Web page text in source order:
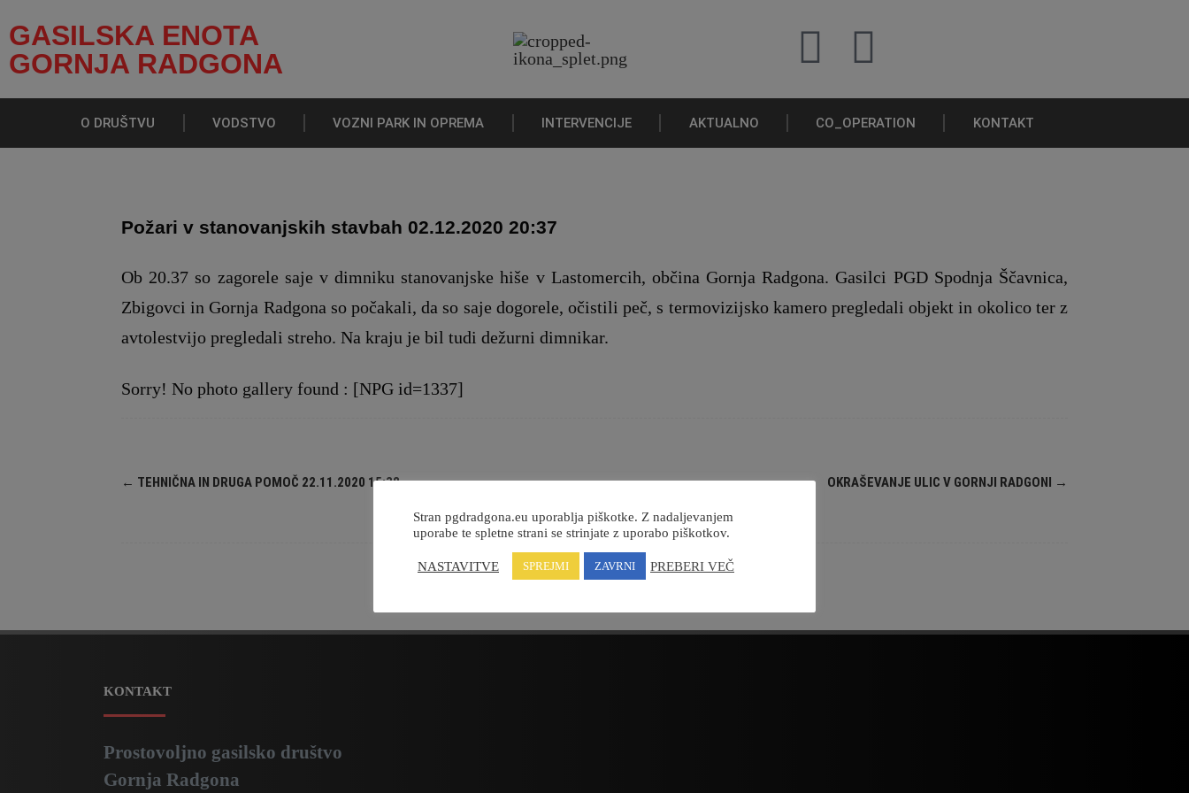
GASILSKA ENOTA
GORNJA RADGONA
O DRUŠTVU VODSTVO VOZNI PARK IN OPREMA INTERVENCIJE AKTUALNO CO_OPERATION KONTAKT
Požari v stanovanjskih stavbah 02.12.2020 20:37
Ob 20.37 so zagorele saje v dimniku stanovanjske hiše v Lastomercih, občina Gornja Radgona. Gasilci PGD Spodnja Ščavnica,
Zbigovci in Gornja Radgona so počakali, da so saje dogorele, očistili peč, s termovizijsko kamero pregledali objekt in okolico ter z
avtolestvijo pregledali streho. Na kraju je bil tudi dežurni dimnikar.
Sorry! No photo gallery found : [NPG id=1337]
← TEHNIČNA IN DRUGA POMOČ 22.11.2020 15:38 OKRAŠEVANJE ULIC V GORNJI RADGONI →
KONTAKT
Prostovoljno gasilsko društvo
Gornja Radgona
Stran pgdradgona.eu uporablja piškotke. Z nadaljevanjem
uporabe te spletne strani se strinjate z uporabo piškotkov.
NASTAVITVE SPREJMI ZAVRNI PREBERI VEČ